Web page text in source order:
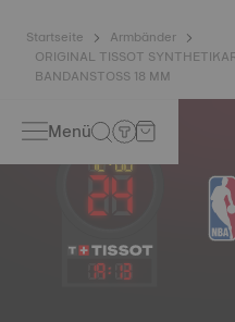
Startseite
Armbänder
ORIGINAL TISSOT
BANDANSTOSS 18 MM
Menü
19: 13